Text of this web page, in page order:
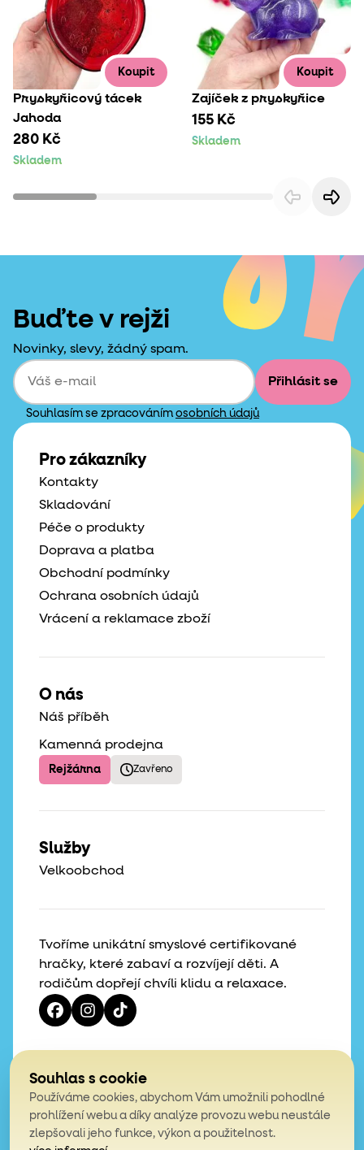
Koupit
Pryskyřicový tácek
Jahoda
280 Kč
Skladem
Koupit
Zajíček z pryskyřice
155 Kč
Skladem
Buďte v rejži
Novinky, slevy, žádný spam.
Přihlásit se
Souhlasím se zpracováním osobních údajů
Tvoříme unikátní smyslové certifikované
hračky, které zabaví a rozvíjejí děti. A
rodičům dopřejí chvíli klidu a relaxace.
Pro zákazníky
Kontakty
Skladování
Péče o produkty
Doprava a platba
Obchodní podmínky
Ochrana osobních údajů
Vrácení a reklamace zboží
O nás
Náš příběh
Kamenná prodejna
Rejžárna Zavřeno
Služby
Velkoobchod
4,9
z celkem 200 hodnocení
Souhlas s cookie
Používáme cookies, abychom Vám umožnili pohodlné
prohlížení webu a díky analýze provozu webu neustále
zlepšovali jeho funkce, výkon a použitelnost.